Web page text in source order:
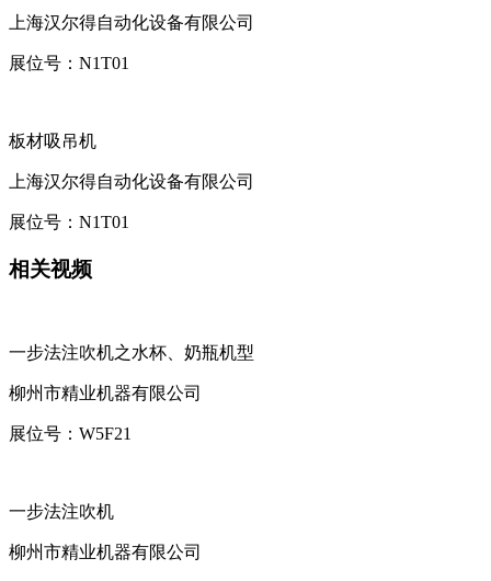
上海汉尔得自动化设备有限公司
展位号： N1T01
板材吸吊机
上海汉尔得自动化设备有限公司
展位号： N1T01
相关视频
一步法注吹机之水杯、奶瓶机型
柳州市精业机器有限公司
展位号： W5F21
一步法注吹机
柳州市精业机器有限公司